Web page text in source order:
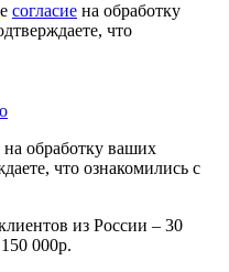
согласие на обработку
что
на обработку ваших
что ознакомились с
из России – 30
000р.